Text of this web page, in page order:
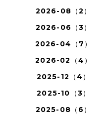
2026-08（2）
2026-06（3）
2026-04（7）
2026-02（4）
2025-12（4）
2025-10（3）
2025-08（6）